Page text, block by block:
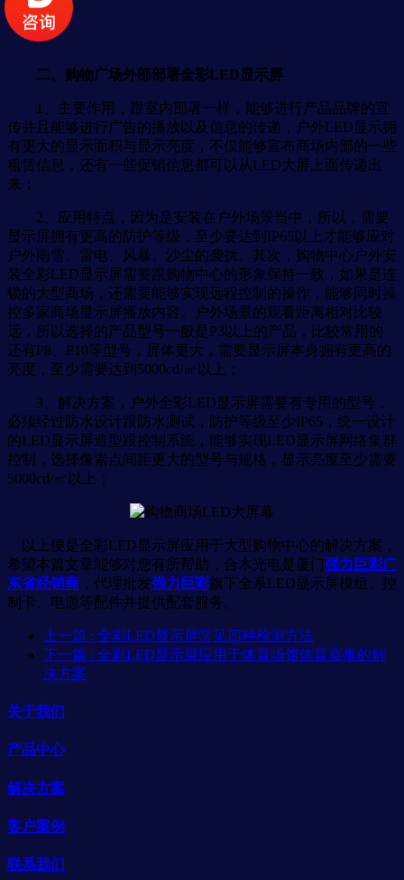
示屏；
二、购物广场外部部署全彩LED显示屏
1、主要作用，跟室内部署一样，能够进行产品品牌的宣
传并且能够进行广告的播放以及信息的传递，户外LED显示拥
有更大的显示面积与显示亮度，不仅能够宣布商场内部的一些
租赁信息，还有一些促销信息都可以从LED大屏上面传递出
来；
2、应用特点，因为是安装在户外场景当中，所以，需要
显示屏拥有更高的防护等级，至少要达到IP65以上才能够应对
户外雨雪、雷电、风暴、沙尘的袭扰。其次，购物中心户外安
装全彩LED显示屏需要跟购物中心的形象保持一致，如果是连
锁的大型商场，还需要能够实现远程控制的操作，能够同时操
控多家商场显示屏播放内容。户外场景的观看距离相对比较
远，所以选择的产品型号一般是P3以上的产品，比较常用的
还有P8、P10等型号，屏体更大，需要显示屏本身拥有更高的
亮度，至少需要达到5000cd/㎡以上；
3、解决方案，户外全彩LED显示屏需要有专用的型号，
必须经过防水设计跟防水测试，防护等级至少IP65，统一设计
的LED显示屏造型跟控制系统，能够实现LED显示屏网络集群
控制，选择像素点间距更大的型号与规格，显示亮度至少需要
5000cd/㎡以上；
以上便是全彩LED显示屏应用于大型购物中心的解决方案，
希望本篇文章能够对您有所帮助，合木光电是厦门强力巨彩广
东省经销商 ，代理批发强力巨彩旗下全系LED显示屏模组、控
制卡、电源等配件并提供配套服务。
上一篇 : 全彩LED显示屏常见四种检测方法
下一篇 : 全彩LED显示屏应用于体育场馆体育赛事的解
决方案
关于我们
产品中心
解决方案
客户案例
联系我们